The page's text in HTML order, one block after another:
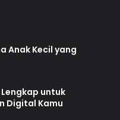
Anak Kecil yang
Lengkap untuk
Digital Kamu